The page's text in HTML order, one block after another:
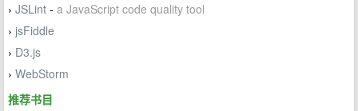
› JSLint - a JavaScript code quality tool
› jsFiddle
› D3.js
› WebStorm
推荐书目